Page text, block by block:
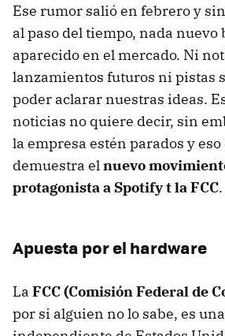
Ese rumor salió en febrero y
al paso del tiempo, nada nuevo
aparecido en el mercado. Ni
lanzamientos futuros ni pistas
poder aclarar nuestras ideas.
noticias no quiere decir, sin
la empresa estén parados y eso
demuestra elnuevo
protagonista a Spotify t la FCC.
Apuesta por el hardware
La FCC (Comisión Federal de
por si alguien no lo sabe, es